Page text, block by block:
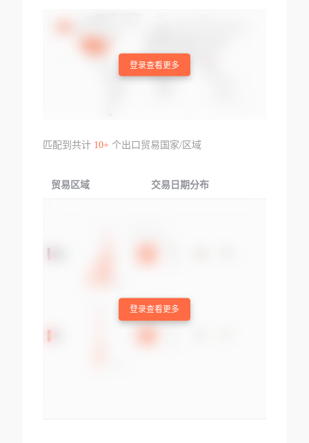
登录查看更多
匹配到共计 10+个出口贸易国家/区域
贸易区域 交易日期分布
登录查看更多